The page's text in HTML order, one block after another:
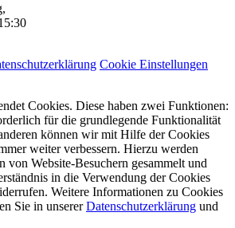
Cookie Einstellungen
Cookies. Diese haben zwei Funktionen:
für die grundlegende Funktionalität
können wir mit Hilfe der Cookies
weiter verbessern. Hierzu werden
von Website-Besuchern gesammelt und
in die Verwendung der Cookies
Weitere Informationen zu Cookies
Sie in unsererDatenschutzerklärung und